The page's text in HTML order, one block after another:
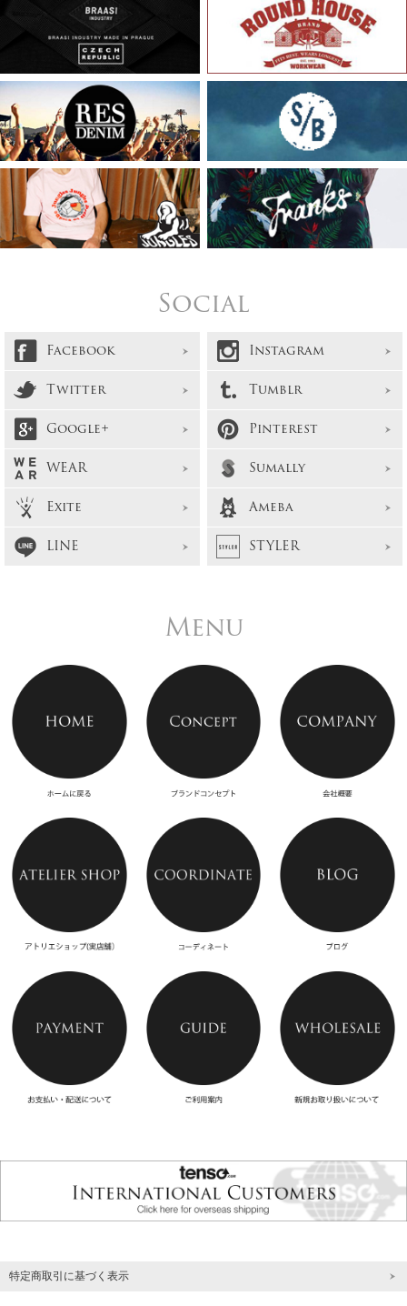
Social
Facebook
Instagram
Twitter
Tumblr
Google+
Pinterest
WEAR
Sumally
Exite
Ameba
LINE
STYLER
Menu
特定商取引に基づく表示